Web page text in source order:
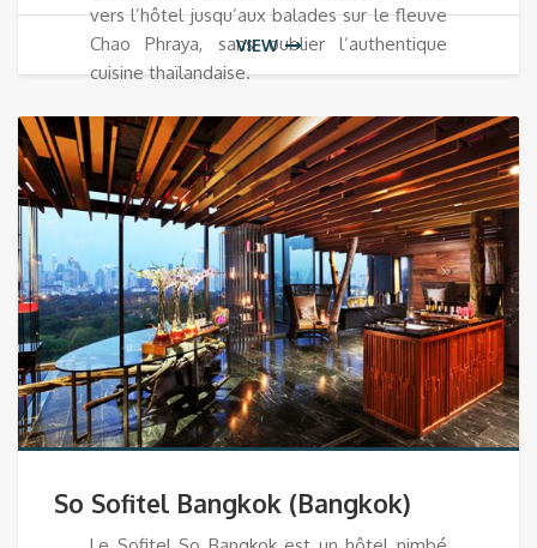
vers l’hôtel jusqu’aux balades sur le fleuve
Chao Phraya, sans oublier l’authentique
cuisine thaïlandaise.
VIEW
So Sofitel Bangkok (Bangkok)